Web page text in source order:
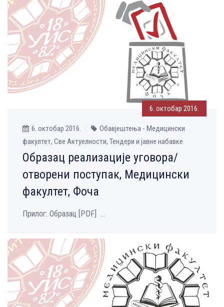
6. октобар 2016.
6. октобар 2016.
Обавјештења - Медицински
факултет, Све Aктуелности, Тендери и јавне набавке
Образац реализације уговора/
отворени поступак, Медицински
факултет, Фоча
Прилог: Образац [PDF] ...